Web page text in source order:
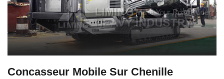
Concasseur Mobile Sur Chenille